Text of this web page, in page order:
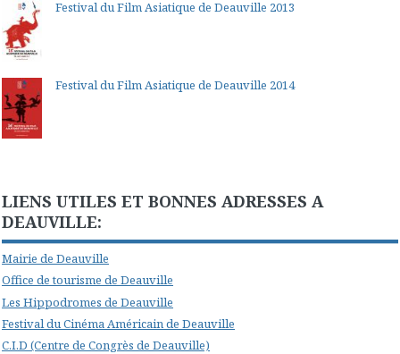
Festival du Film Asiatique de Deauville 2013
Festival du Film Asiatique de Deauville 2014
LIENS UTILES ET BONNES ADRESSES A
DEAUVILLE:
Mairie de Deauville
Office de tourisme de Deauville
Les Hippodromes de Deauville
Festival du Cinéma Américain de Deauville
C.I.D (Centre de Congrès de Deauville)